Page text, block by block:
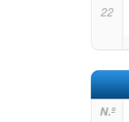
22
N.º